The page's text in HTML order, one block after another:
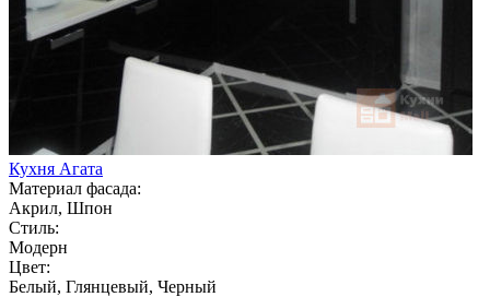
Кухня Агата
Материал фасада:
Акрил, Шпон
Стиль:
Модерн
Цвет:
Белый, Глянцевый, Черный